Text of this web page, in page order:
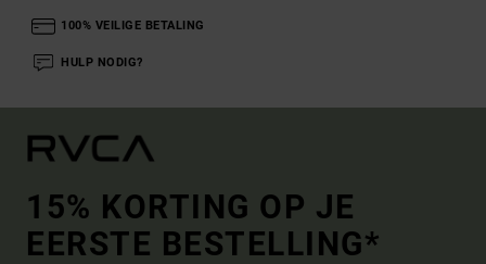
100% VEILIGE BETALING
HULP NODIG?
15% KORTING OP JE
EERSTE BESTELLING*